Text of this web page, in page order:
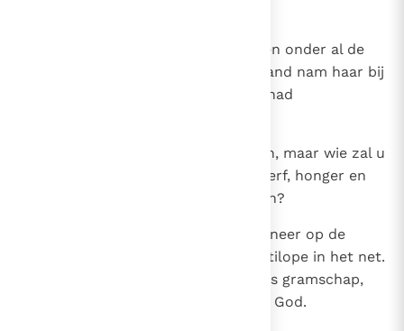
Niemand was er om haar te leiden onder al de
zonen, die zij had gebaard; niemand nam haar bij
de hand, van al de zonen, die zij had
Twee rampen hebben u getroffen, maar wie zal u
beklagen? - Verwoesting en verderf, honger en
zwaard - en wie zal u vertroosten?
Uw zonen, zij liggen machteloos neer op de
hoeken van de straten, als de antilope in het net.
Zij waren overstelpt door Jahwe's gramschap,
verlamd door de dreiging van uw God.